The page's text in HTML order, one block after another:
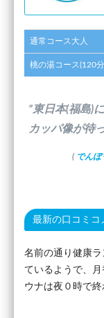
通常コース大人
桃の湯コース(120
”東日本(福島)
カッパ像が待
( でんぼ
最新の口コミコ
名前の通り健康
ているようで、
ウナは夜０時で終